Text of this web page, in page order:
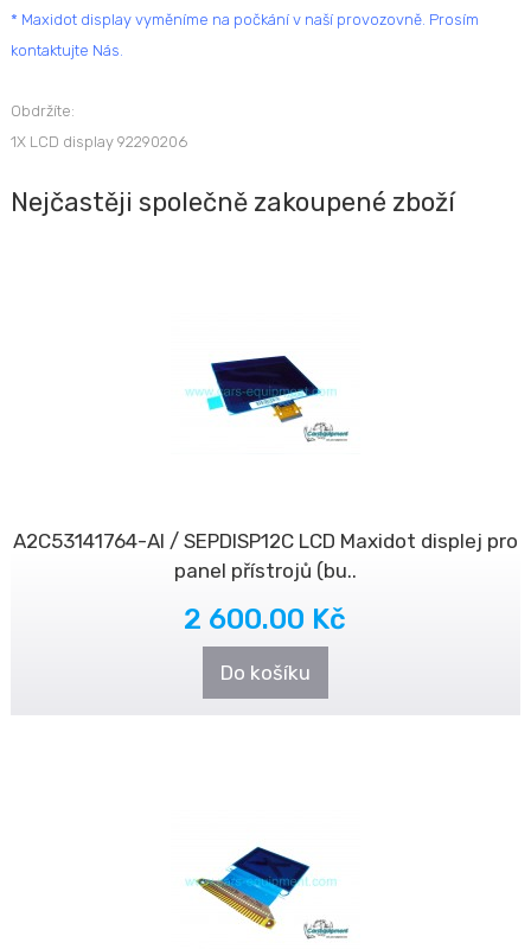
* Maxidot display vyměníme na počkání v naší provozovně. Prosím
kontaktujte Nás.
Obdržíte:
1X LCD display 92290206
Nejčastěji společně zakoupené zboží
A2C53141764-AI / SEPDISP12C LCD Maxidot displej pro
panel přístrojů (bu..
2 600.00 Kč
Do košíku